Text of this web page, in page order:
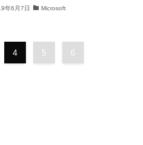
年6月7日 Microsoft
4 5 6